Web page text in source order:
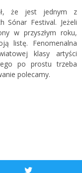
że jest jednym z
Sónar Festival. Jeżeli
w przyszłym roku,
listę. Fenomenalna
klasy artyści
po prostu trzeba
polecamy.